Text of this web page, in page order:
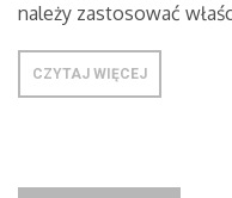
należy zastosować
CZYTAJ WIĘCEJ